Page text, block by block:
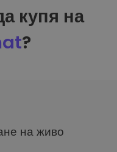
купя на
?
на живо